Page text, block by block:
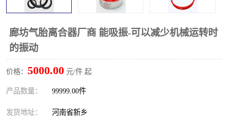
廊坊气胎离合器厂商 能吸振-可以减少机械运转时
的振动
价格： 5000.00 元/件 起
产品数量： 99999.00件
发货地址： 河南省新乡